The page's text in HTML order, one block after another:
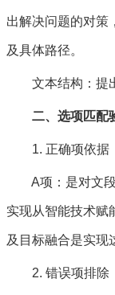
出解决问题的对策
及具体路径。
文本结构：提
二、选项匹配
1. 正确项依据
A项：是对文段
实现从智能技术赋
及目标融合是实现
2. 错误项排除